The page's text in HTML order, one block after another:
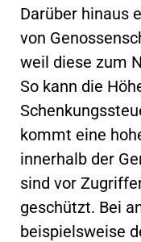
Darüber hinaus
von
weil diese zum
So kann die
kommt eine
innerhalb der
sind vor
geschützt. Bei
beispielsweise